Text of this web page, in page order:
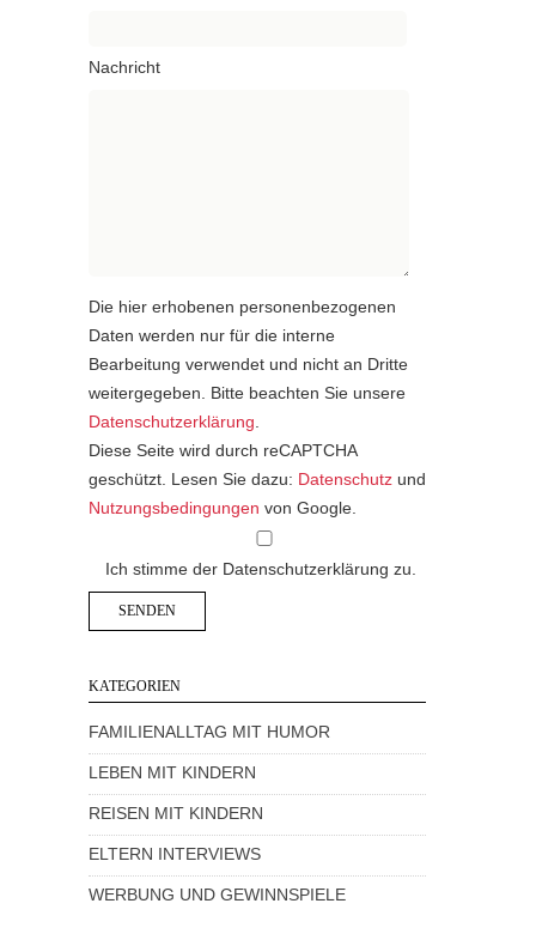
Nachricht
Die hier erhobenen personenbezogenen
Daten werden nur für die interne
Bearbeitung verwendet und nicht an Dritte
weitergegeben. Bitte beachten Sie unsere
Datenschutzerklärung.
Diese Seite wird durch reCAPTCHA
geschützt. Lesen Sie dazu: Datenschutz und
Nutzungsbedingungen von Google.
Ich stimme der Datenschutzerklärung zu.
KATEGORIEN
FAMILIENALLTAG MIT HUMOR
LEBEN MIT KINDERN
REISEN MIT KINDERN
ELTERN INTERVIEWS
WERBUNG UND GEWINNSPIELE